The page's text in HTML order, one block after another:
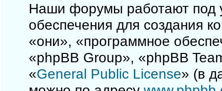
Наши форумы работают под
обеспечения для создания
«они», «программное
«phpBB Group», «phpBB
«General Public License» (в